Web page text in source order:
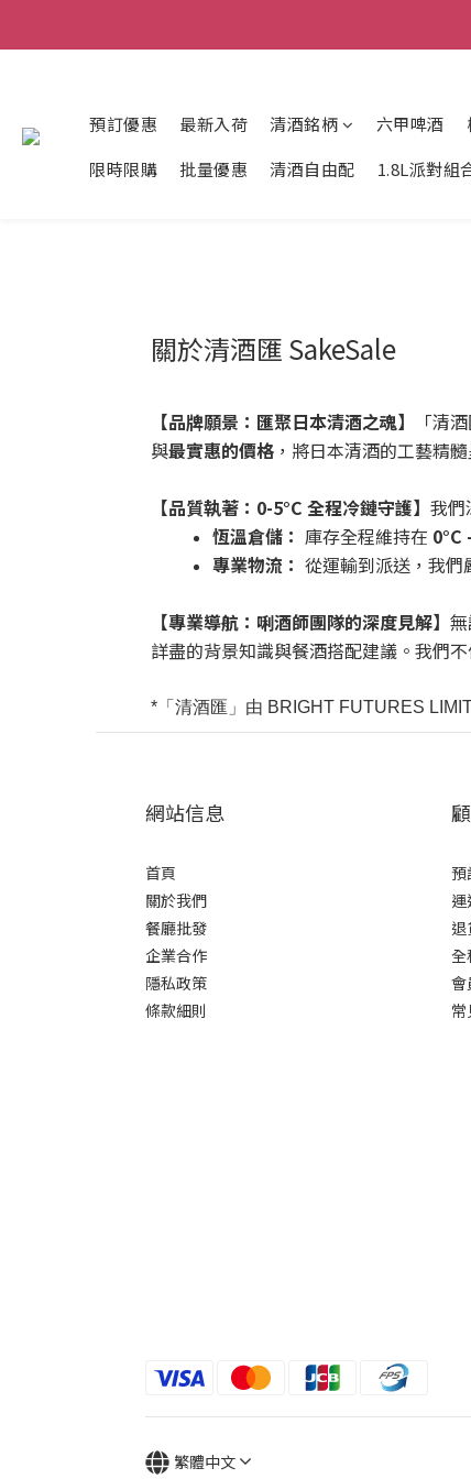
預訂優惠 最新入荷 清酒銘柄 六甲啤酒
限時限購
批量優惠 清酒自由配 1.8L派對組
關於清酒匯 SakeSale
【品牌願景：匯聚日本清酒之魂】 「清
與最實惠的價格 ，將日本清酒的工藝精
【品質執著：0-5°C 全程冷鏈守護】 我們
恆溫倉儲： 庫存全程維持在 0°C
專業物流： 從運輸到派送，我們
【專業導航：唎酒師團隊的深度見解】
詳盡的背景知識與餐酒搭配建議。我們
* 「 清酒匯」 由 BRIGHT FUTURES
網站信息
首頁
關於我們
餐廳批發
企業合作
隱私政策
條款細則
預
運
退
全
會
常
繁體中文